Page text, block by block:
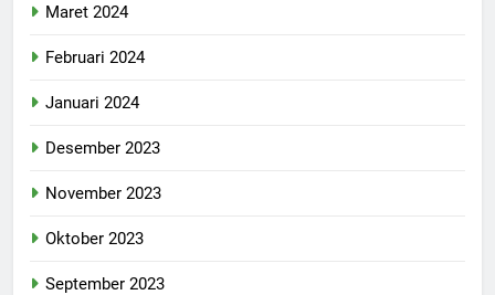
Maret 2024
Februari 2024
Januari 2024
Desember 2023
November 2023
Oktober 2023
September 2023